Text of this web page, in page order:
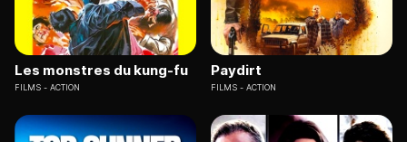
Les monstres du kung-fu
FILMS ACTION
Paydirt
FILMS ACTION